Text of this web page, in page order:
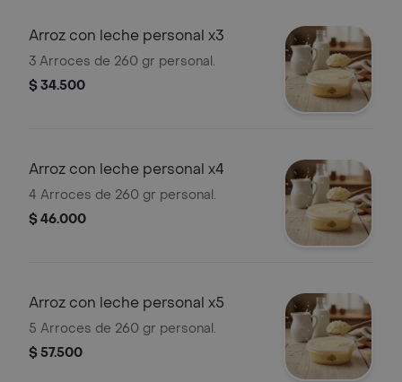
Arroz con leche personal x3
3 Arroces de 260 gr personal.
$ 34.500
Arroz con leche personal x4
4 Arroces de 260 gr personal.
$ 46.000
Arroz con leche personal x5
5 Arroces de 260 gr personal.
$ 57.500